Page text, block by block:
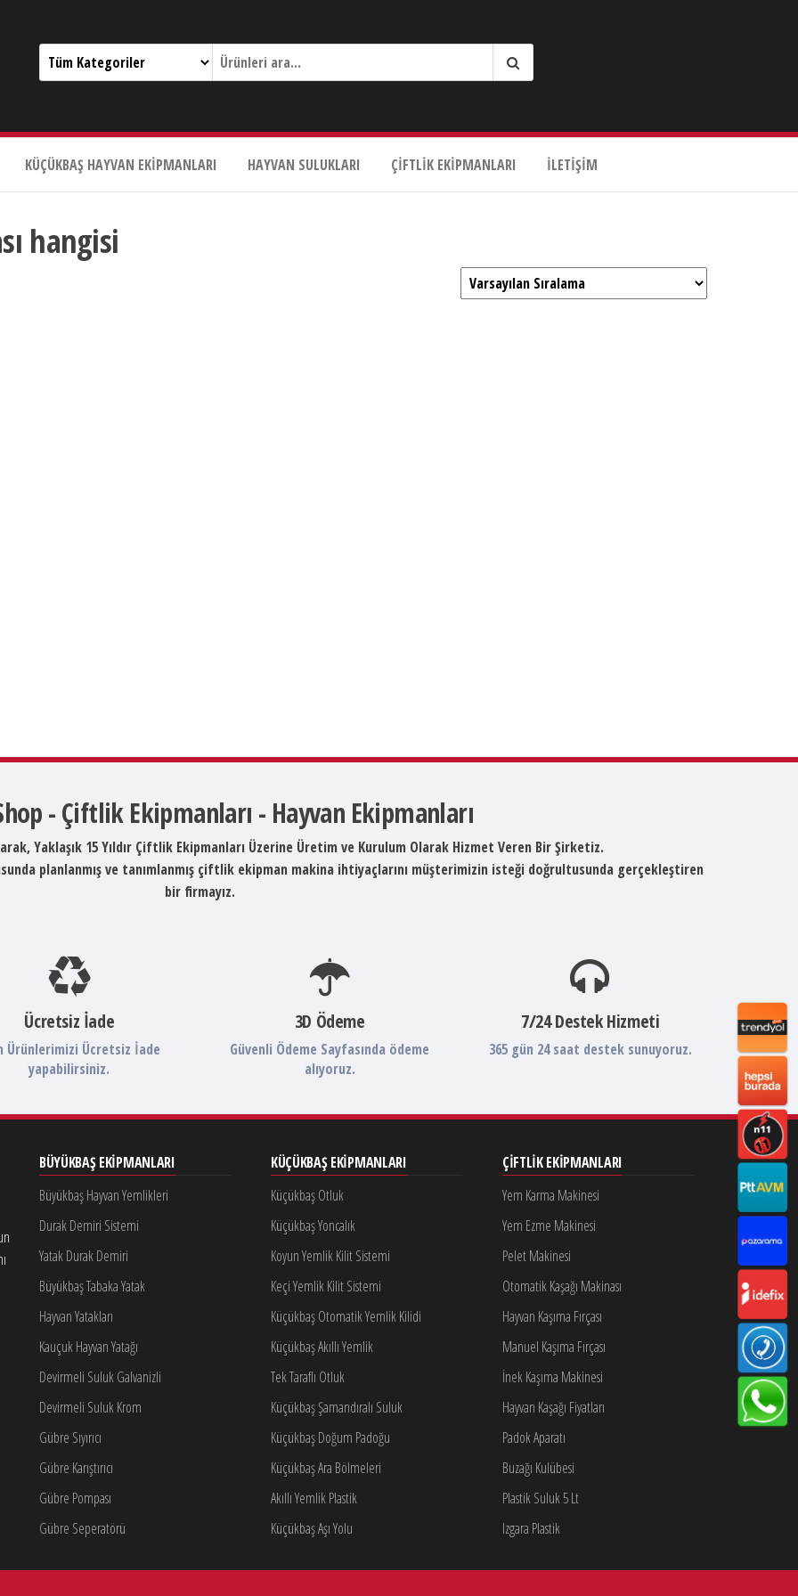
KÜÇÜKBAŞ HAYVAN EKIPMANLARI HAYVAN SULUKLARI ÇIFTLIK EKIPMANLARI İLETIŞIM
hangisi
- Çiftlik Ekipmanları - Hayvan Ekipmanları
Yaklaşık 15 Yıldır Çiftlik Ekipmanları Üzerine Üretim ve Kurulum Olarak Hizmet Veren Bir Şirketiz.
planlanmış ve tanımlanmış çiftlik ekipman makina ihtiyaçlarını müşterimizin isteği doğrultusunda gerçekleştiren
bir firmayız.
Ücretsiz İade
Ürünlerimizi Ücretsiz İade
yapabilirsiniz.
3D Ödeme
Güvenli Ödeme Sayfasında ödeme
alıyoruz.
7/24 Destek Hizmeti
365 gün 24 saat destek sunuyoruz.
BÜYÜKBAŞ EKIPMANLARI
Büyükbaş Hayvan Yemlikleri
Durak Demiri Sistemi
Yatak Durak Demiri
Büyükbaş Tabaka Yatak
Hayvan Yatakları
Kauçuk Hayvan Yatağı
Devirmeli Suluk Galvanizli
Devirmeli Suluk Krom
Gübre Sıyırıcı
Gübre Karıştırıcı
Gübre Pompası
Gübre Seperatörü
KÜÇÜKBAŞ EKIPMANLARI
Küçükbaş Otluk
Küçükbaş Yoncalık
Koyun Yemlik Kilit Sistemi
Keçi Yemlik Kilit Sistemi
Küçükbaş Otomatik Yemlik Kilidi
Küçükbaş Akıllı Yemlik
Tek Taraflı Otluk
Küçükbaş Şamandıralı Suluk
Küçükbaş Doğum Padoğu
Küçükbaş Ara Bölmeleri
Akıllı Yemlik Plastik
Küçükbaş Aşı Yolu
ÇIFTLIK EKIPMANLARI
Yem Karma Makinesi
Yem Ezme Makinesi
Pelet Makinesi
Otomatik Kaşağı Makinası
Hayvan Kaşıma Fırçası
Manuel Kaşıma Fırçası
İnek Kaşıma Makinesi
Hayvan Kaşağı Fiyatları
Padok Aparatı
Buzağı Kulübesi
Plastik Suluk 5 Lt
Izgara Plastik